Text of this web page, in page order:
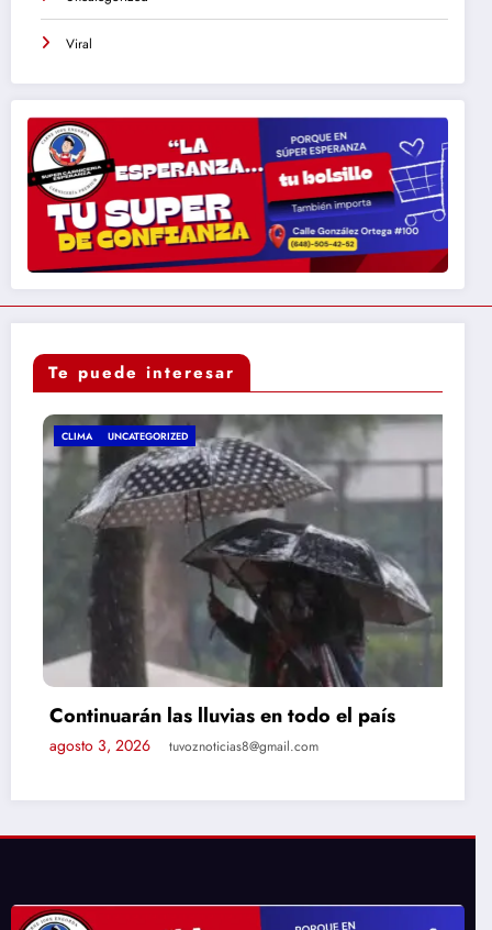
Viral
Te puede interesar
CLIMA UNCATEGORIZED
Continuarán las lluvias en todo el país
agosto 3, 2026 tuvoznoticias8@gmail.com